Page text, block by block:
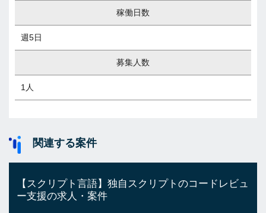
稼働日数
週5日
募集人数
1人
関連する案件
【スクリプト言語】独自スクリプトのコードレビュ
ー支援の求人・案件